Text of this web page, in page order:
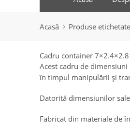
Acasă Produse
Cadru container
Acest cadru de
în timpul manipulării și
Datorită dimensiunilor
Fabricat din materiale de